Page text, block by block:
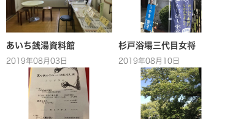
あいち銭湯資料館
2019年08月03日
杉戸浴場三代目女将
2019年08月10日